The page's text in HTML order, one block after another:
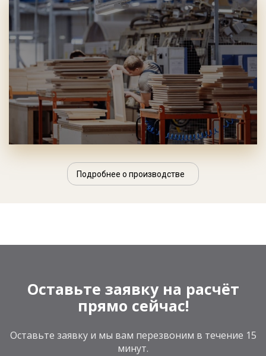
Подробнее о производстве
Оставьте заявку на расчёт
прямо сейчас!
Оставьте заявку и мы вам перезвоним в течение 15
минут.